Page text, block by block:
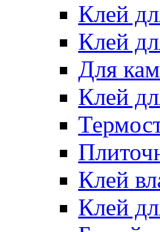
Клей
Клей
Для
Клей
Клей
Клей